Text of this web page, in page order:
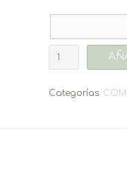
Theo
Categorías: